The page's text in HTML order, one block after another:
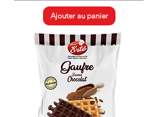
Ajouter au panier